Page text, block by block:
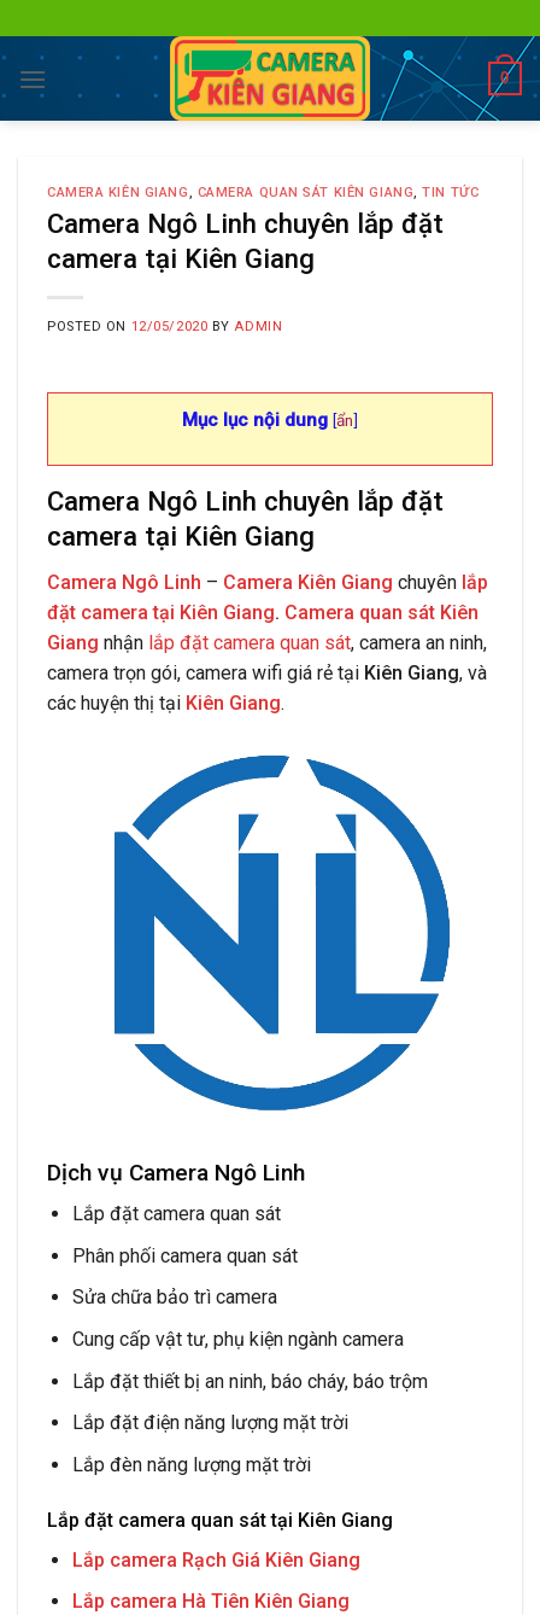
to
content
0
CAMERA KIÊN GIANG, CAMERA QUAN SÁT KIÊN GIANG,TIN TỨC
Camera Ngô Linh chuyên lắp đặt
camera tại Kiên Giang
POSTED ON 12/05/2020 BY ADMIN
Mục lục nội dung [ẩn]
Camera Ngô Linh chuyên lắp đặt
camera tại Kiên Giang
Camera Ngô Linh – Camera Kiên Giang chuyên lắp
đặt camera tại Kiên Giang. Camera quan sát Kiên
Giang nhận lắp đặt camera quan sát, camera an ninh,
camera trọn gói, camera wifi giá rẻ tại Kiên Giang, và
các huyện thị tại Kiên Giang.
Dịch vụ Camera Ngô Linh
Lắp đặt camera quan sát
Phân phối camera quan sát
Sửa chữa bảo trì camera
Cung cấp vật tư, phụ kiện ngành camera
Lắp đặt thiết bị an ninh, báo cháy, báo trộm
Lắp đặt điện năng lượng mặt trời
Lắp đèn năng lượng mặt trời
Lắp đặt camera quan sát tại Kiên Giang
Lắp camera Rạch Giá Kiên Giang
Lắp camera Hà Tiên Kiên Giang